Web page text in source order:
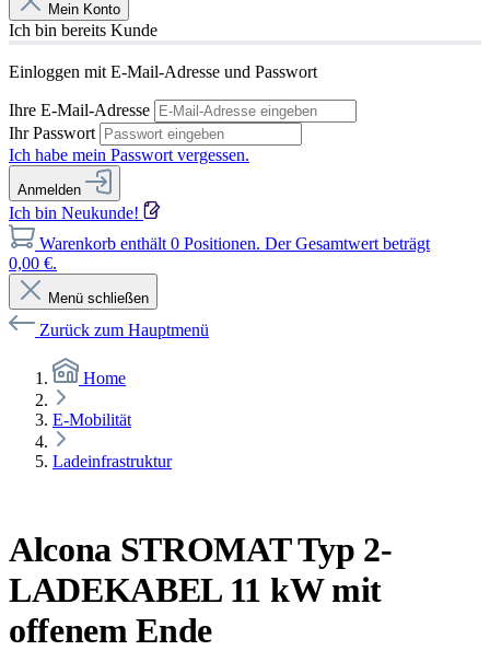
Mein Konto
Ich bin bereits Kunde
Einloggen mit E-Mail-Adresse und Passwort
Ihre E-Mail-Adresse
Ihr Passwort
Ich habe mein Passwort vergessen.
Anmelden
Ich bin Neukunde!
Warenkorb enthält 0 Positionen. Der Gesamtwert beträgt
0,00 €.
Menü schließen
Zurück zum Hauptmenü
Home
E-Mobilität
Ladeinfrastruktur
Alcona STROMAT Typ 2-
LADEKABEL 11 kW mit
offenem Ende